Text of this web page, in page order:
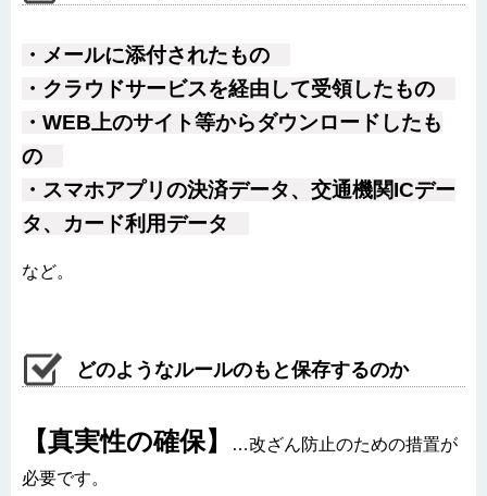
・メールに添付されたもの
・クラウドサービスを経由して受領したもの
・WEB上のサイト等からダウンロードしたも
の
・スマホアプリの決済データ、交通機関ICデー
タ、カード利用データ
など。
どのようなルールのもと保存するのか
【真実性の確保】 …改ざん防止のための措置が
必要です。